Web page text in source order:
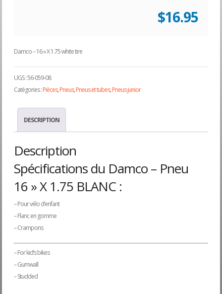
$16.95
Damco – 16 » X 1.75 white tire
UGS :56-059-08
Catégories :Pièces,Pneus,Pneus et tubes,Pneus junior
DESCRIPTION
Description
Spécifications du Damco – Pneu
16 » X 1.75 BLANC :
– Pour vélo d’enfant
– Flanc en gomme
– Crampons
– For kid’s bikes
– Gumwall
– Studded